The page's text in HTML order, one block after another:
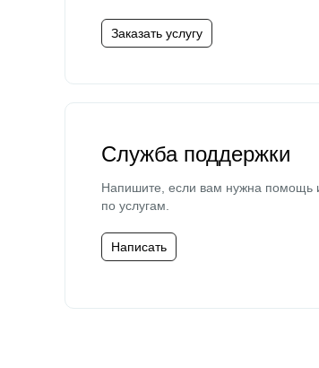
Заказать услугу
Служба поддержки
Напишите, если вам нужна помощь
по услугам.
Написать